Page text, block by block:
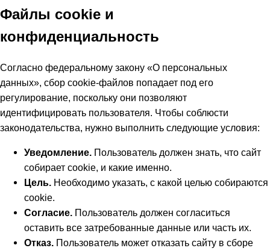
Файлы cookie и
конфиденциальность
Согласно федеральному закону «О персональных
данных», сбор cookie-файлов попадает под его
регулирование, поскольку они позволяют
идентифицировать пользователя. Чтобы соблюсти
законодательства, нужно выполнить следующие условия:
Уведомление. Пользователь должен знать, что сайт
собирает cookie, и какие именно.
Цель. Необходимо указать, с какой целью собираются
cookie.
Согласие. Пользователь должен согласиться
оставить все затребованные данные или часть их.
Отказ. Пользователь может отказать сайту в сборе